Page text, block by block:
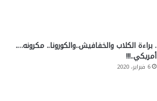
. براءة الكلاب والخفافيش..والكورونا.. مكرونه….
أمريكي..!!!
6 فبراير، 2020